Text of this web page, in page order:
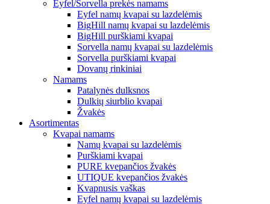
Eyfel/Sorvella prekės namams
Eyfel namų kvapai su lazdelėmis
BigHill namų kvapai su lazdelėmis
BigHill purškiami kvapai
Sorvella namų kvapai su lazdelėmis
Sorvella purškiami kvapai
Dovanų rinkiniai
Namams
Patalynės dulksnos
Dulkių siurblio kvapai
Žvakės
Asortimentas
Kvapai namams
Namų kvapai su lazdelėmis
Purškiami kvapai
PURE kvepančios žvakės
UTIQUE kvepančios žvakės
Kvapnusis vaškas
Eyfel namų kvapai su lazdelėmis